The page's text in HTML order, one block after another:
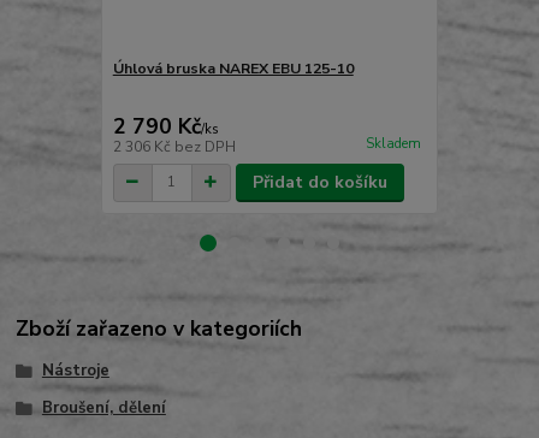
Úhlová bruska NAREX EBU 125-10
2 790 Kč/ks
2 306 Kč bez DPH Skladem
Přidat do košíku
Zboží zařazeno v kategoriích
Nástroje
Broušení, dělení